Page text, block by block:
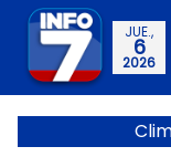
JUE.,
6
2026